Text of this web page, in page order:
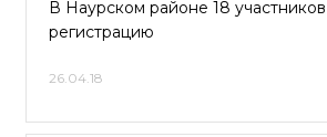
В Наурском районе 18
регистрацию
26.04.18